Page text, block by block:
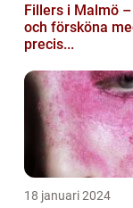
Fillers i Malmö
och försköna
precis...
18 januari 2024